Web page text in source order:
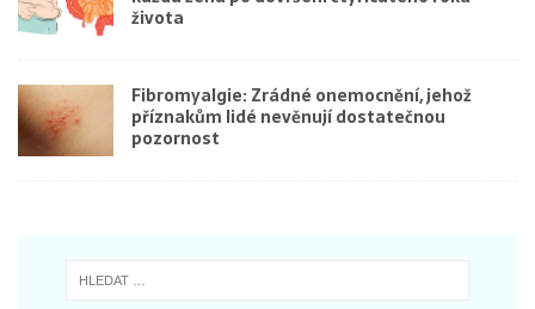
života
Fibromyalgie: Zrádné onemocnění, jehož
příznakům lidé nevěnují dostatečnou
pozornost